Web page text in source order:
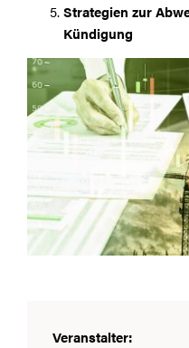
Strategien zur
Kündigung
Veranstalter: